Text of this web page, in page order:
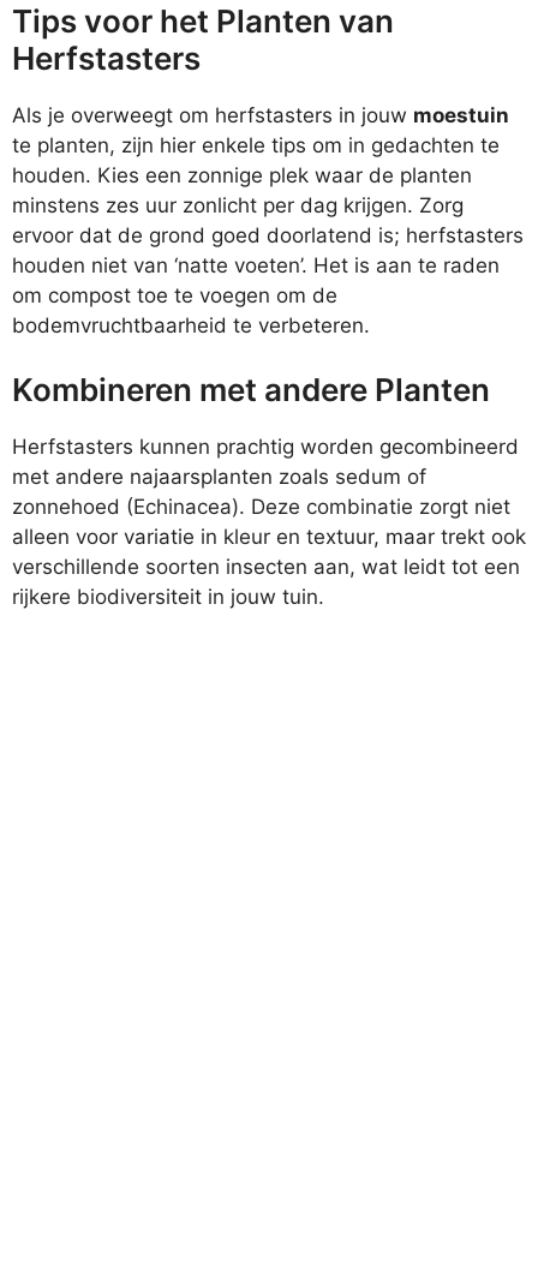
Tips voor het Planten van
Herfstasters
Als je overweegt om herfstasters in jouw moestuin
te planten, zijn hier enkele tips om in gedachten te
houden. Kies een zonnige plek waar de planten
minstens zes uur zonlicht per dag krijgen. Zorg
ervoor dat de grond goed doorlatend is; herfstasters
houden niet van ‘natte voeten’. Het is aan te raden
om compost toe te voegen om de
bodemvruchtbaarheid te verbeteren.
Kombineren met andere Planten
Herfstasters kunnen prachtig worden gecombineerd
met andere najaarsplanten zoals sedum of
zonnehoed (Echinacea). Deze combinatie zorgt niet
alleen voor variatie in kleur en textuur, maar trekt ook
verschillende soorten insecten aan, wat leidt tot een
rijkere biodiversiteit in jouw tuin.